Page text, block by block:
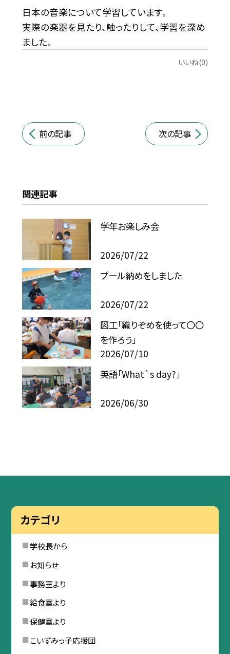
日本の音楽について学習しています。
実際の楽器を見たり、触ったりして、学習を深め
ました。
いいね(0)
前の記事 次の記事
関連記事
学年お楽しみ会
2026/07/22
プール納めをしました
2026/07/22
図工「織りぞめを使って〇〇
を作ろう」
2026/07/10
英語「What`s day?」
2026/06/30
カテゴリ
学校長から
お知らせ
事務室より
給食室より
保健室より
こいずみっ子応援団